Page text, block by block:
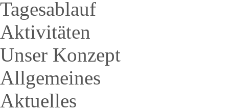
Tagesablauf
Aktivitäten
Unser Konzept
Allgemeines
Aktuelles